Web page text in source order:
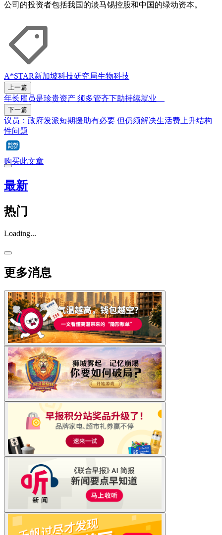
公司的投资者包括我国的淡马锡控股和中国的绿动资本。
A*STAR新加坡科技研究局生物科技
上一篇
年长雇员是珍贵资产 须多管齐下助持续就业
下一篇
议员：政府发派短期援助有必要 但仍须解决生活费上升结构
性问题
购买此文章
最新
热门
Loading...
更多消息